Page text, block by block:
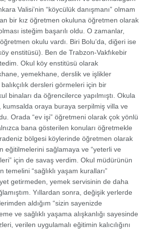
Valisi’nin “köycülük danışmanı” olmam
bir kız öğretmen okuluna öğretmen olarak
isteğim başarılı oldu. O zamanlar,
okulu vardı. Biri Bolu’da, diğeri ise
enstitüsü). Ben de Trabzon-Vakfıkebir
Okul köy enstitüsü olarak
yemekhane, derslik ve işlikler
dersleri görmeleri için bir
binaları da öğrencilerce yapılmıştı. Okula
kumsalda oraya buraya serpilmiş villa ve
Orada “ev işi” öğretmeni olarak çok yönlü
bana gösterilen konuları öğretmekle
bölgesi köylerinde öğretmen olarak
eğitilmelerini sağlamaya ve “yeterli ve
için de savaş verdim. Okul müdürünün
“sağlıklı yaşam kuralları”
getirmeden, yemek servisinin de daha
Yıllardan sonra, değişik yerlerde
aldığım “sizin sayenizde
ve sağlıklı yaşama alışkanlığı sayesinde
verilen uygulamalı eğitimin kalıcılığını